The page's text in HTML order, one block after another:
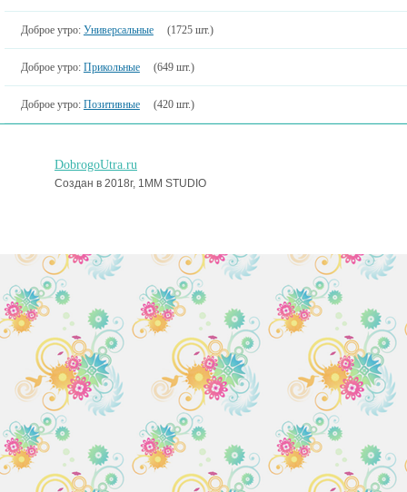
Доброе утро: Универсальные (1725 шт.)
Доброе утро: Прикольные (649 шт.)
Доброе утро: Позитивные (420 шт.)
DobrogoUtra.ru
Создан в 2018г, 1MM STUDIO